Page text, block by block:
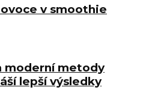
v smoothie
moderní metody
lepší výsledky